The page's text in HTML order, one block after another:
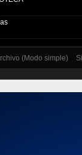
(Modo simple)